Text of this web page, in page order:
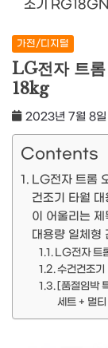
조기
가전/디지털
LG전자 트
18kg
2023년 7월 8일
Contents
LG전자 트롬
건조기 타월
이 어울리는
대용량 일체형
LG전자 트
수건건조기
[품절임박
세트 + 멀